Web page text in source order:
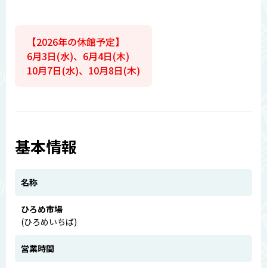
【2026年の休館予定】
6月3日(水)、6月4日(木)
10月7日(水)、10月8日(木)
基本情報
名称
ひろめ市場
(ひろめいちば)
営業時間